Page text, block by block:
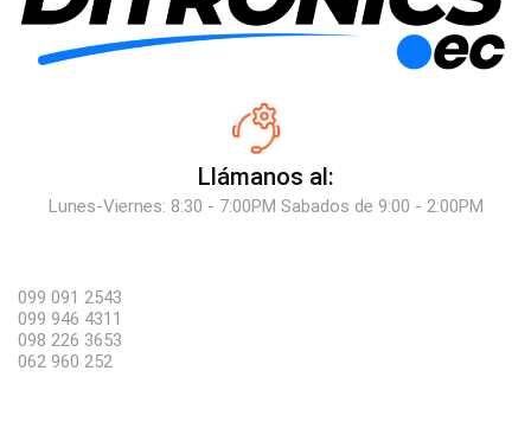
Llámanos al:
Lunes-Viernes: 8:30 - 7:00PM Sabados de 9:00 - 2:00PM
099 091 2543
099 946 4311
098 226 3653
062 960 252